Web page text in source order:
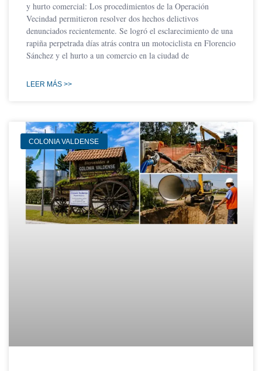
y hurto comercial: Los procedimientos de la Operación
Vecindad permitieron resolver dos hechos delictivos
denunciados recientemente. Se logró el esclarecimiento de una
rapiña perpetrada días atrás contra un motociclista en Florencio
Sánchez y el hurto a un comercio en la ciudad de
LEER MÁS >>
COLONIA VALDENSE